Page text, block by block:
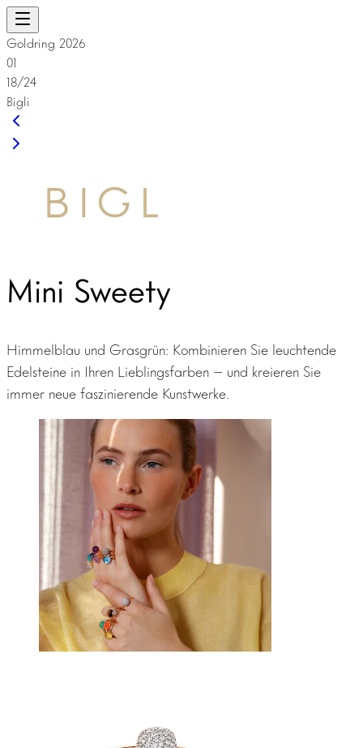
Goldring 2026
01
18/24
Bigli
Mini Sweety
Himmelblau und Grasgrün: Kombinieren Sie leuchtende
Edelsteine in Ihren Lieblingsfarben – und kreieren Sie
immer neue faszinierende Kunstwerke.